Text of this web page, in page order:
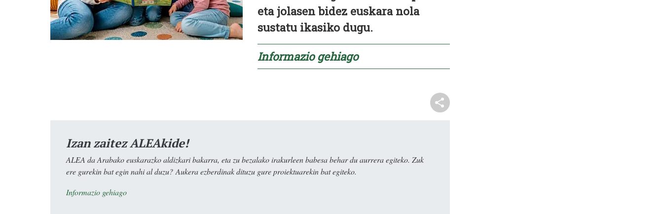
eta jolasen bidez euskara nola
sustatu ikasiko dugu.
Informazio gehiago
Izan zaitez ALEAkide!
ALEA da Arabako euskarazko aldizkari bakarra, eta zu bezalako irakurleen babesa behar du aurrera egiteko. Zuk
ere gurekin bat egin nahi al duzu? Aukera ezberdinak dituzu gure proiektuarekin bat egiteko.
Informazio gehiago